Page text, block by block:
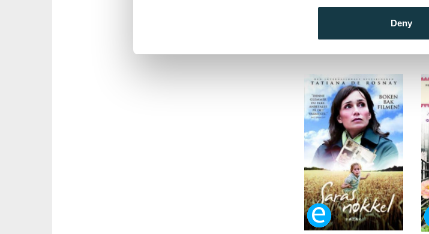
Deny
Ebok